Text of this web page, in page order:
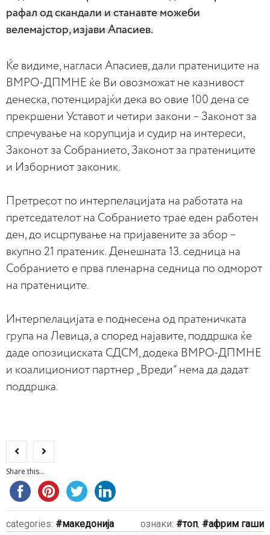
рафал од скандали и станавте можеби
велемајстор, изјави Апасиев.
Ќе видиме, нагласи Апасиев, дали пратениците на
ВМРО-ДПМНЕ ќе Ви овозможат не казнивост
денеска, потенцирајќи дека во овие 100 дена се
прекршени Уставот и четири закони – Законот за
спречување на корупција и судир на интереси,
Законот за Собранието, Законот за пратениците
и Изборниот законик.
Претресот по интерпелацијата на работата на
претседателот на Собранието трае еден работен
ден, до исцрпување на пријавените за збор –
вкупно 21 пратеник. Денешната 13. седница на
Собранието е прва пленарна седница по одморот
на пратениците.
Интерпелацијата е поднесена од пратеничката
група на Левица, а според најавите, поддршка ќе
даде опозициската СДСМ, додека ВМРО-ДПМНЕ
и коалициониот партнер „Вреди“ нема да дадат
поддршка.
Share this...
categories: македонија ознаки: топ, африм гаши